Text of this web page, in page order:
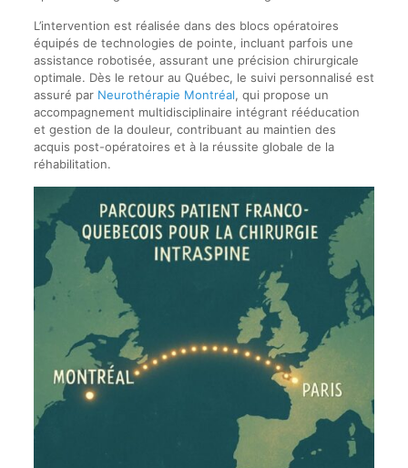
L’intervention est réalisée dans des blocs opératoires
équipés de technologies de pointe, incluant parfois une
assistance robotisée, assurant une précision chirurgicale
optimale. Dès le retour au Québec, le suivi personnalisé est
assuré par Neurothérapie Montréal, qui propose un
accompagnement multidisciplinaire intégrant rééducation
et gestion de la douleur, contribuant au maintien des
acquis post-opératoires et à la réussite globale de la
réhabilitation.